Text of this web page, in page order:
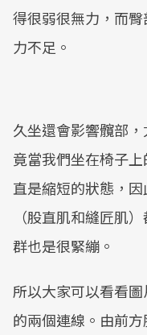
得很弱很無力，而
力不足。
久坐還會影響髖部
竟當我們坐在椅子
直是縮短的狀態，
（股直肌和縫匠肌
群也是很緊繃。
所以大家可以看看
的兩個連線。由前